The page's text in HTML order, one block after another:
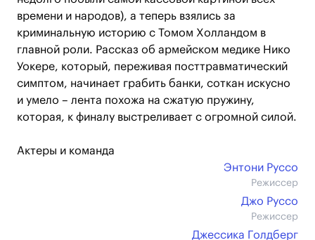
времени и народов), а теперь взялись за
криминальную историю с Томом Холландом в
главной роли. Рассказ об армейском медике Нико
Уокере, который, переживая посттравматический
симптом, начинает грабить банки, соткан искусно
и умело – лента похожа на сжатую пружину,
которая, к финалу выстреливает с огромной силой.
Актеры и команда
Энтони Руссо
Режиссер
Джо Руссо
Режиссер
Джессика Голдберг